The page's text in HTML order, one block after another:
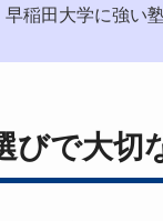
稲田大学に強い
びで大切